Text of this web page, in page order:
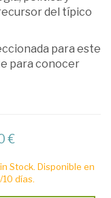
del típico
para este
para conocer
€
Stock. Disponible en
10 días.